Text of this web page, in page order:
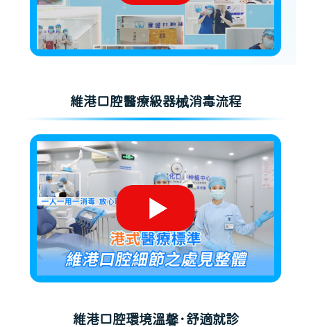
維港口腔醫療級器械消毒流程
維港口腔環境溫馨·舒適就診